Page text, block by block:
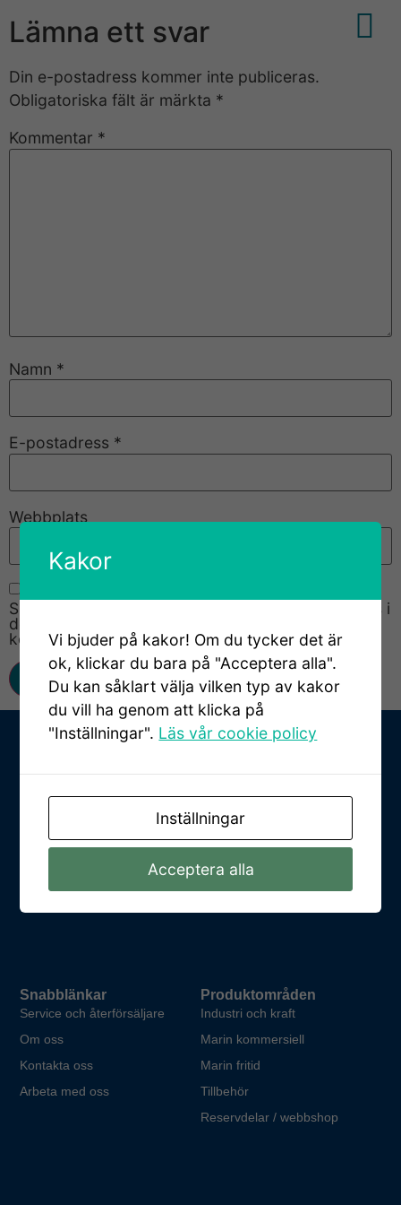
Lämna ett svar
Din e-postadress kommer inte publiceras.
Obligatoriska fält är märkta *
Kommentar *
Namn *
E-postadress *
Webbplats
Spara mitt namn, min e-postadress och webbplats i
denna webbläsare till nästa gång jag skriver en
kommentar.
Produktområden
Industri och kraft
Marin kommersiell
Marin fritid
Tillbehör
Reservdelar / webbshop
Snabblänkar
Service och återförsäljare
Om oss
Kontakta oss
Arbeta med oss
Kakor
Vi bjuder på kakor! Om du tycker det är
ok, klickar du bara på "Acceptera alla".
Du kan såklart välja vilken typ av kakor
du vill ha genom att klicka på
"Inställningar". Läs vår cookie policy
Inställningar
Acceptera alla